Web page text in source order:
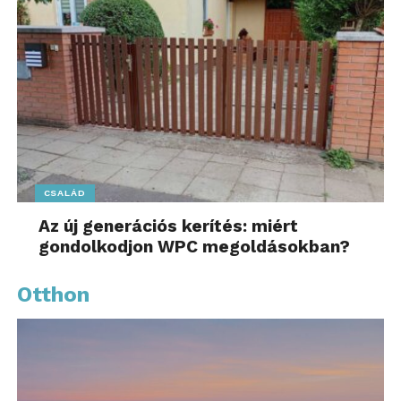
humanoid robotok, ma
már elképzelhetetlenek
mesterségesintelligencia-
alapú érzékelési, döntési
és vezérlési megoldások
nélkül. Ezen a területen
az egyetem célja, hogy az
informatikai, mérnöki,
ipari alkalmazások
metszéspontjában olyan
fejlesztéseket valósítson
CSALÁD
Az új generációs kerítés: miért
gondolkodjon WPC megoldásokban?
Otthon